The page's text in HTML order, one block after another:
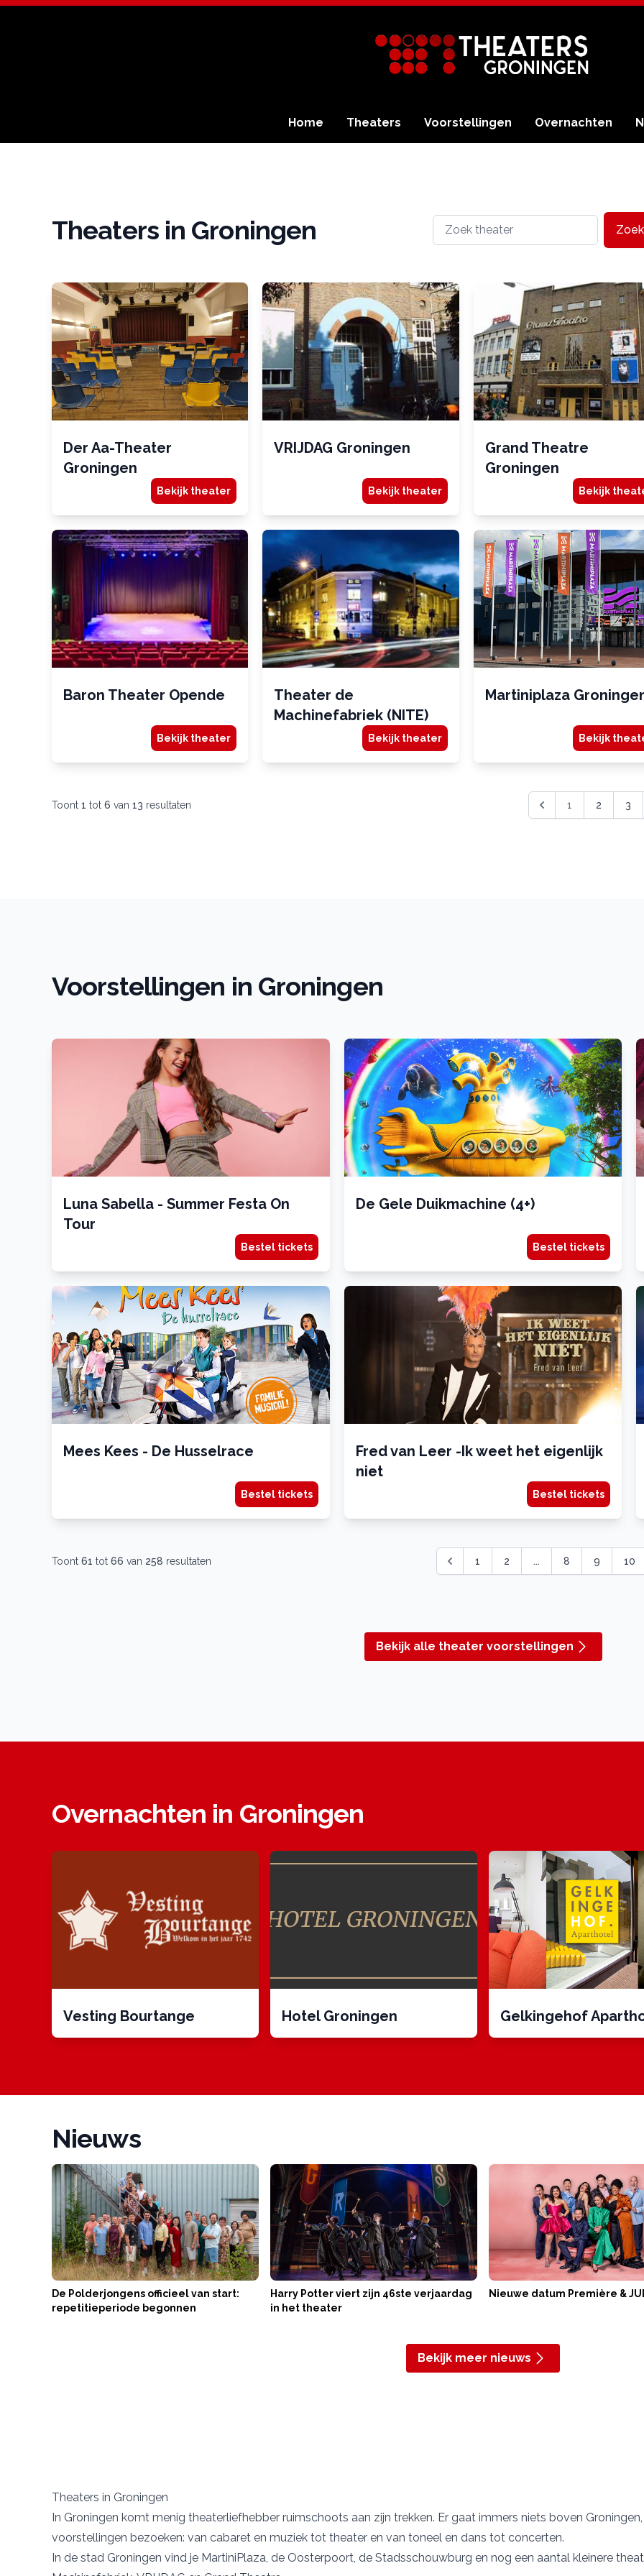
Home Theaters Voorstellingen Overnachten
Theaters in Groningen
Der Aa-Theater
Groningen
Bekijk theater
VRIJDAG Groningen
Bekijk theater
Grand Theatre
Groningen
Bekijk
Baron Theater Opende
Bekijk theater
Theater de
Machinefabriek (NITE)
Bekijk theater
Martiniplaza
Bekijk
Toont 1 tot 6 van 13 resultaten 1 2 3
Voorstellingen in Groningen
Luna Sabella - Summer Festa On
Tour
Bestel tickets
De Gele Duikmachine (4+)
Bestel tickets
Mees Kees - De Husselrace
Bestel tickets
Fred van Leer -Ik weet het eigenlijk
niet
Bestel tickets
Toont 61 tot 66 van 258 resultaten 1 2 ... 8 9 10
Bekijk alle theater voorstellingen
Overnachten in Groningen
Vesting Bourtange Hotel Groningen Gelkingehof
Nieuws
De Polderjongens officieel van start:
repetitieperiode begonnen
Harry Potter viert zijn 46ste verjaardag
in het theater
Nieuwe datum Première &
Bekijk meer nieuws
Theaters in Groningen
In Groningen komt menig theaterliefhebber ruimschoots aan zijn trekken. Er gaat immers niets boven
voorstellingen bezoeken: van cabaret en muziek tot theater en van toneel en dans tot concerten.
In de stad Groningen vind je MartiniPlaza, de Oosterpoort, de Stadsschouwburg en nog een aantal kleinere